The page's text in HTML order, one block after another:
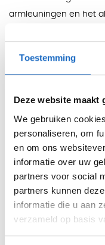
Toestemming
Deze website maakt
We gebruiken
personaliseren, om
en om ons
informatie over uw
partners voor social
partners kunnen
informatie die u aan
verzameld op basis
armleuningen en het
wijnrood en olijfgroen.
kleurrijk of juist ton-
De draaibare basis
gebruik. Afhankelijk
kan gekozen worden
Kleuren